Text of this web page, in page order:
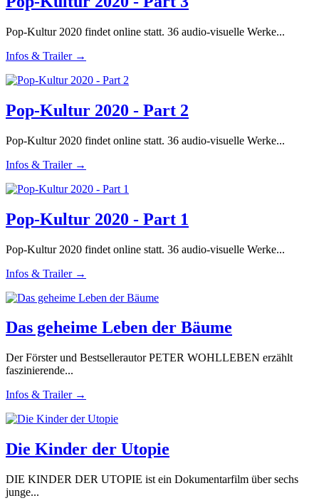
Pop-Kultur 2020 findet online statt. 36 audio-visuelle Werke...
Infos & Trailer →
Pop-Kultur 2020 - Part 2
Pop-Kultur 2020 findet online statt. 36 audio-visuelle Werke...
Infos & Trailer →
Pop-Kultur 2020 - Part 1
Pop-Kultur 2020 findet online statt. 36 audio-visuelle Werke...
Infos & Trailer →
Das geheime Leben der Bäume
Der Förster und Bestsellerautor PETER WOHLLEBEN erzählt
faszinierende...
Infos & Trailer →
Die Kinder der Utopie
DIE KINDER DER UTOPIE ist ein Dokumentarfilm über sechs
junge...